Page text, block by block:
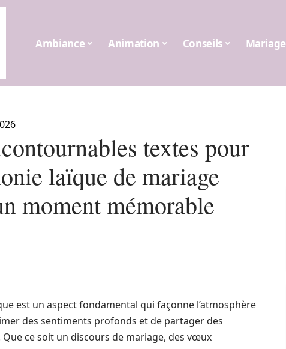
Ambiance Animation Conseils Mariage
textes pour
laïque de mariage
moment mémorable
est un aspect fondamental qui façonne l’atmosphère
des sentiments profonds et de partager des
ce soit un discours de mariage, des vœux